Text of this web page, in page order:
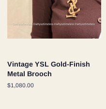
Vintage YSL Gold-Finish
Metal Brooch
定
$1,080.00